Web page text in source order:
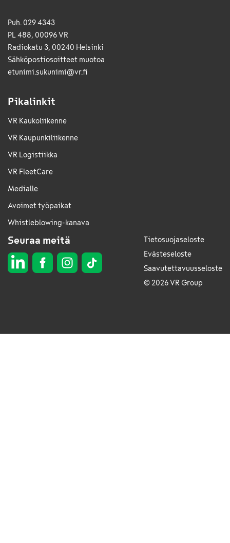
Puh. 029 4343
PL 488, 00096 VR
Radiokatu 3, 00240 Helsinki
Sähkö­posti­osoitteet muotoa
etunimi.sukunimi@vr.fi
Pikalinkit
VR Kaukoliikenne
VR Kaupunkiliikenne
VR Logistiikka
VR FleetCare
Medialle
Avoimet työpaikat
Whistleblowing-kanava
Seuraa meitä
Tietosuojaseloste
Evästeseloste
Saavutettavuusseloste
© 2026 VR Group